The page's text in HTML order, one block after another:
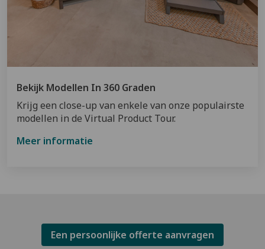
Bekijk Modellen In 360 Graden
Krijg een close-up van enkele van onze populairste
modellen in de Virtual Product Tour.
Meer informatie
Een persoonlijke offerte aanvragen